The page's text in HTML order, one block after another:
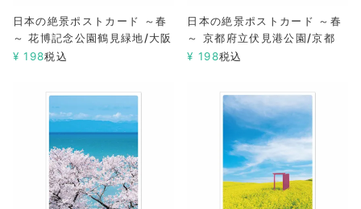
日本の絶景ポストカード ～春
～ 花博記念公園鶴見緑地/大阪
¥ 198税込
日本の絶景ポストカード ～春
～ 京都府立伏見港公園/京都
¥ 198税込